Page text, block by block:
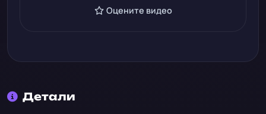
Оцените видео
Детали